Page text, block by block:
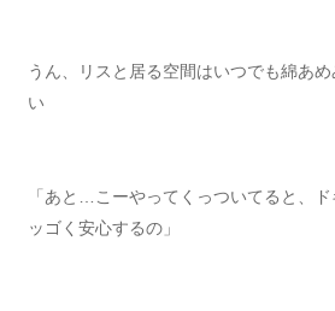
うん、リスと居る空間はいつでも綿あ
い
「あと…こーやってくっついてると、
ッゴく安心するの」